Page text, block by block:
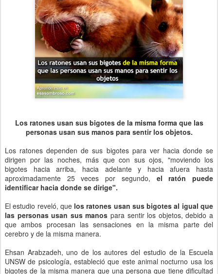
Los ratones usan sus bigotes de la misma forma que las
personas usan sus manos para sentir los objetos.
Los ratones dependen de sus bigotes para ver hacia donde se
dirigen por las noches, más que con sus ojos, "moviendo los
bigotes hacia arriba, hacia adelante y hacia afuera hasta
aproximadamente 25 veces por segundo, el ratón puede
identificar hacia donde se dirige".
El estudio reveló, que los ratones usan sus bigotes al igual que
las personas usan sus manos para sentir los objetos, debido a
que ambos procesan las sensaciones en la misma parte del
cerebro y de la misma manera.
Ehsan Arabzadeh, uno de los autores del estudio de la Escuela
UNSW de psicología, estableció que este animal nocturno usa los
bigotes de la misma manera que una persona que tiene dificultad